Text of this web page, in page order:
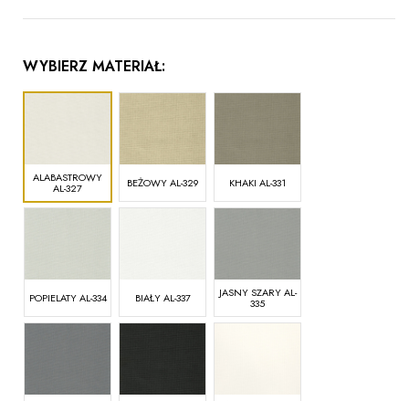
WYBIERZ MATERIAŁ:
ALABASTROWY
AL-327 BEŻOWY AL-329 KHAKI AL-331
POPIELATY AL-334 BIAŁY AL-337 JASNY SZARY AL-
335